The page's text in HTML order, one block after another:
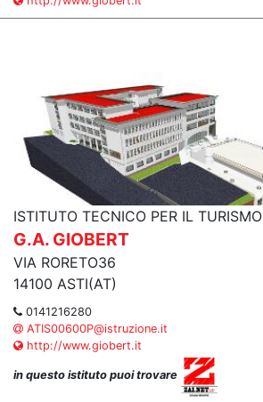
ISTITUTO TECNICO PER IL TURISMO
G.A. GIOBERT
VIA RORETO36
14100 ASTI(AT)
0141216280
ATIS00600P@istruzione.it
http://www.giobert.it
in questo istituto puoi trovare